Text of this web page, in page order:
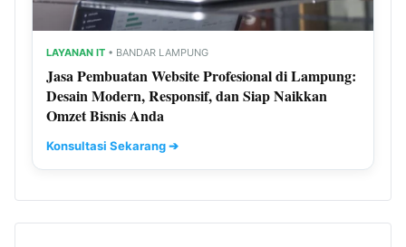
LAYANAN IT • BANDAR LAMPUNG
Jasa Pembuatan Website Profesional di Lampung:
Desain Modern, Responsif, dan Siap Naikkan
Omzet Bisnis Anda
Konsultasi Sekarang ➔